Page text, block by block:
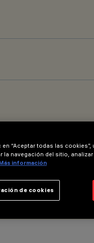
en “Aceptar todas las
la navegación del sitio,
información
de cookies